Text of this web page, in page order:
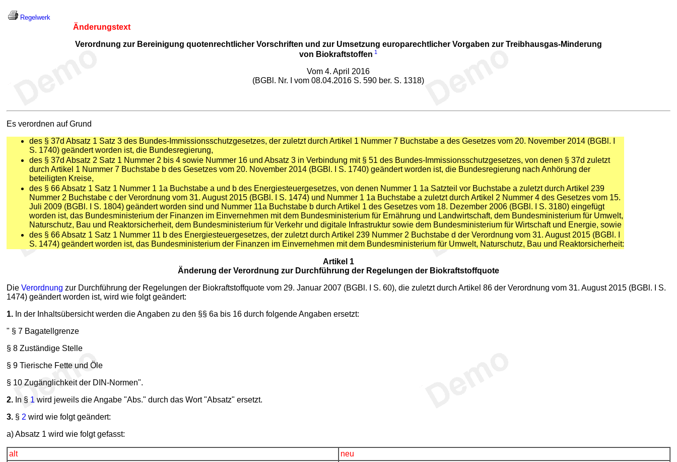
Regelwerk
Änderungstext
Verordnung zur Bereinigung quotenrechtlicher Vorschriften und zur Umsetzung europarechtlicher Vorgaben zur Treibhausgas-Minderung
von Biokraftstoffen 1
Vom 4. April 2016
(BGBl. Nr. I vom 08.04.2016 S. 590 ber. S. 1318)
Es verordnen auf Grund
des § 37d Absatz 1 Satz 3 des Bundes-Immissionsschutzgesetzes, der zuletzt durch Artikel 1 Nummer 7 Buchstabe a des Gesetzes vom 20. November 2014 (BGBl. I
S. 1740) geändert worden ist, die Bundesregierung,
des § 37d Absatz 2 Satz 1 Nummer 2 bis 4 sowie Nummer 16 und Absatz 3 in Verbindung mit § 51 des Bundes-Immissionsschutzgesetzes, von denen § 37d zuletzt
durch Artikel 1 Nummer 7 Buchstabe b des Gesetzes vom 20. November 2014 (BGBl. I S. 1740) geändert worden ist, die Bundesregierung nach Anhörung der
beteiligten Kreise,
des § 66 Absatz 1 Satz 1 Nummer 1 1a Buchstabe a und b des Energiesteuergesetzes, von denen Nummer 1 1a Satzteil vor Buchstabe a zuletzt durch Artikel 239
Nummer 2 Buchstabe c der Verordnung vom 31. August 2015 (BGBl. I S. 1474) und Nummer 1 1a Buchstabe a zuletzt durch Artikel 2 Nummer 4 des Gesetzes vom 15.
Juli 2009 (BGBl. I S. 1804) geändert worden sind und Nummer 11a Buchstabe b durch Artikel 1 des Gesetzes vom 18. Dezember 2006 (BGBl. I S. 3180) eingefügt
worden ist, das Bundesministerium der Finanzen im Einvernehmen mit dem Bundesministerium für Ernährung und Landwirtschaft, dem Bundesministerium für Umwelt,
Naturschutz, Bau und Reaktorsicherheit, dem Bundesministerium für Verkehr und digitale Infrastruktur sowie dem Bundesministerium für Wirtschaft und Energie, sowie
des § 66 Absatz 1 Satz 1 Nummer 11 b des Energiesteuergesetzes, der zuletzt durch Artikel 239 Nummer 2 Buchstabe d der Verordnung vom 31. August 2015 (BGBl. I
S. 1474) geändert worden ist, das Bundesministerium der Finanzen im Einvernehmen mit dem Bundesministerium für Umwelt, Naturschutz, Bau und Reaktorsicherheit:
Artikel 1
Änderung der Verordnung zur Durchführung der Regelungen der Biokraftstoffquote
Die Verordnung zur Durchführung der Regelungen der Biokraftstoffquote vom 29. Januar 2007 (BGBl. I S. 60), die zuletzt durch Artikel 86 der Verordnung vom 31. August 2015 (BGBl. I S.
1474) geändert worden ist, wird wie folgt geändert:
1. In der Inhaltsübersicht werden die Angaben zu den §§ 6a bis 16 durch folgende Angaben ersetzt:
" § 7 Bagatellgrenze
§ 8 Zuständige Stelle
§ 9 Tierische Fette und Öle
§ 10 Zugänglichkeit der DIN-Normen".
2. In § 1 wird jeweils die Angabe "Abs." durch das Wort "Absatz" ersetzt.
3. § 2 wird wie folgt geändert:
a) Absatz 1 wird wie folgt gefasst:
alt
neu